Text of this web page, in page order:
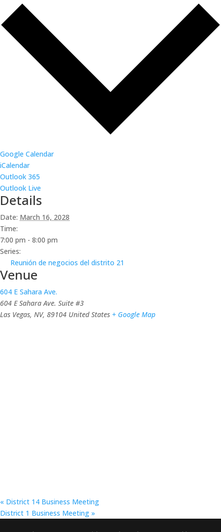
Google Calendar
iCalendar
Outlook 365
Outlook Live
Details
Date: March 16, 2028
Time:
7:00 pm - 8:00 pm
Series:
Reunión de negocios del distrito 21
Venue
604 E Sahara Ave.
604 E Sahara Ave. Suite #3
Las Vegas, NV, 89104 United States + Google Map
« District 14 Business Meeting
District 1 Business Meeting »